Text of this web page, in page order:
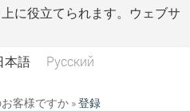
に役立てられます。ウェブサ
本語 Русский
客様ですか »登録